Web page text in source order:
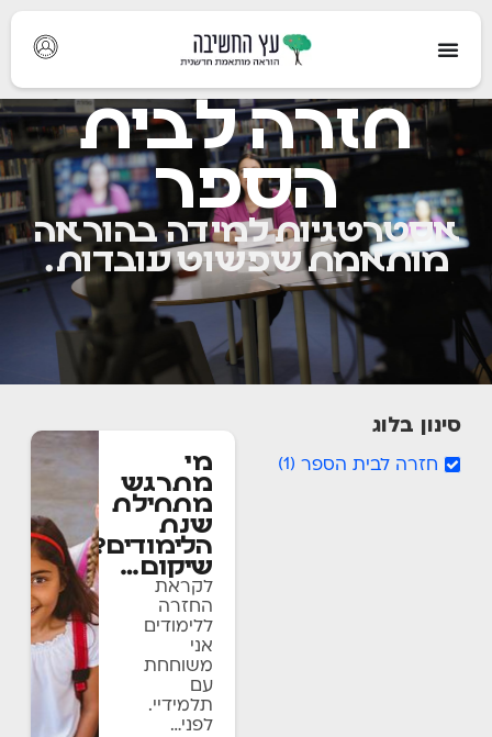
חזרה לבית
הספר
אסטרטגיות למידה בהוראה
מותאמת שפשוט עובדות.
סינון בלוג
חזרה לבית הספר (
1
)
מי
מתרגש
מתחילת
שנת
הלימודים?
שיקום…
לקראת
החזרה
ללימודים
אני
משוחחת
עם
תלמידיי.
לפני…